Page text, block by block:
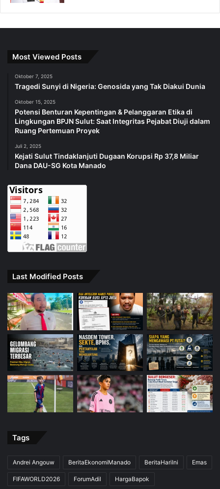
Most Viewed Posts
Oktober 7, 2025
Tragedi Sunyi di Nigeria: Genosida yang Tak Diakui Dunia
Oktober 15, 2025
Potensi Benturan Kepentingan & Pelanggaran Etika di
Lingkungan BPJN Sulut: Saat Integritas Pejabat Diuji dalam
Ruang Pertemuan Proyek
Juli 2, 2025
Kejati Sulut Tindaklanjuti Dugaan Korupsi Rp 37,8 Miliar
Dana DAU-SG Kota Manado
Last Modified Posts
Tags
Andrei Angouw BeritaEkonomiManado BeritaHariIni Emas
FIFAWORLD2026 ForumAdil HargaBapok